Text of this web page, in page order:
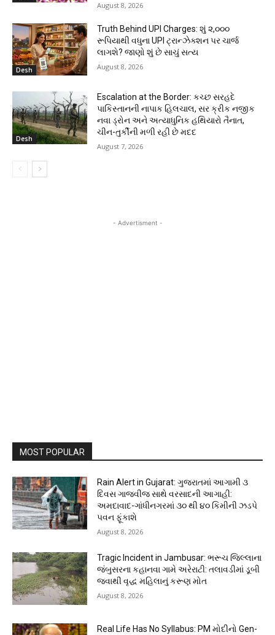
August 8, 2026
Desh
Truth Behind UPI Charges: શું ૨,૦૦૦
રૂપિયાથી વધુના UPI ટ્રાન્ઝેક્શન પર ચાર્જ
લાગશે? જાણો શું છે સાચું સત્ય
August 8, 2026
Desh
Escalation at the Border: કચ્છ સરહદે
પાકિસ્તાનની નાપાક હિલચાલ, સર ક્રીક નજીક
નવા ડ્રોન અને અત્યાધુનિક હથિયારો તૈનાત,
ચીન-તુર્કીની મળી રહી છે મદદ
August 7, 2026
- Advertisment -
MOST POPULAR
Rain Alert in Gujarat: ગુજરાતમાં આગામી ૩
દિવસ ગાજવીજ સાથે વરસાદની આગાહી:
અમદાવાદ-ગાંધીનગરમાં ૩૦ થી ૪૦ કિમીની ઝડપે
પવન ફૂંકાશે
August 8, 2026
Tragic Incident in Jambusar: ભરૂચ જિલ્લાના
જંબુસરના કહાનવા ગામે અરેરાટી: તલાવડીમાં ડૂબી
જવાથી વૃદ્ધ મહિલાનું કરૂણ મોત
August 8, 2026
Real Life Has No Syllabus: PM મોદીનો Gen-